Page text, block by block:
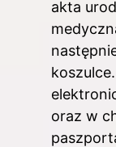
akta
oraz w